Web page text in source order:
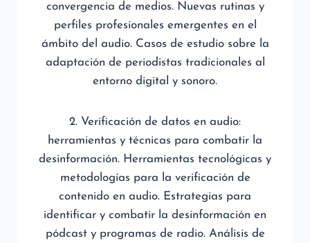
convergencia de medios. Nuevas rutinas y
perfiles profesionales emergentes en el
ámbito del audio. Casos de estudio sobre la
adaptación de periodistas tradicionales al
entorno digital y sonoro.
2. Verificación de datos en audio:
herramientas y técnicas para combatir la
desinformación. Herramientas tecnológicas y
metodologías para la verificación de
contenido en audio. Estrategias para
identificar y combatir la desinformación en
pódcast y programas de radio. Análisis de